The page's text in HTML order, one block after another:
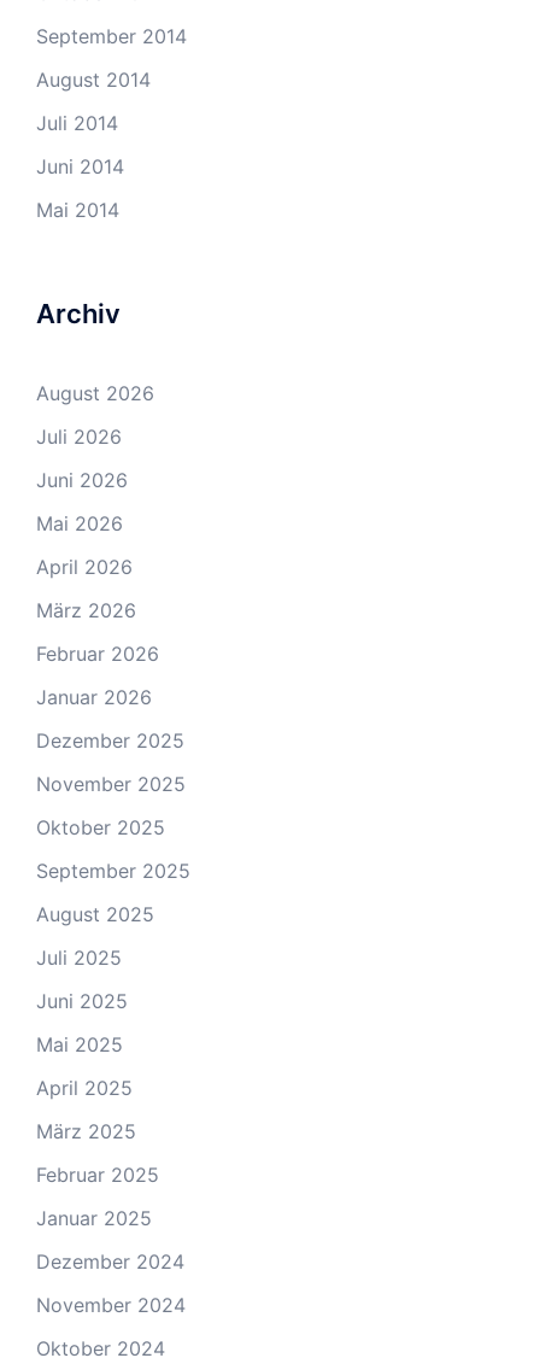
September 2014
August 2014
Juli 2014
Juni 2014
Mai 2014
Archiv
August 2026
Juli 2026
Juni 2026
Mai 2026
April 2026
März 2026
Februar 2026
Januar 2026
Dezember 2025
November 2025
Oktober 2025
September 2025
August 2025
Juli 2025
Juni 2025
Mai 2025
April 2025
März 2025
Februar 2025
Januar 2025
Dezember 2024
November 2024
Oktober 2024